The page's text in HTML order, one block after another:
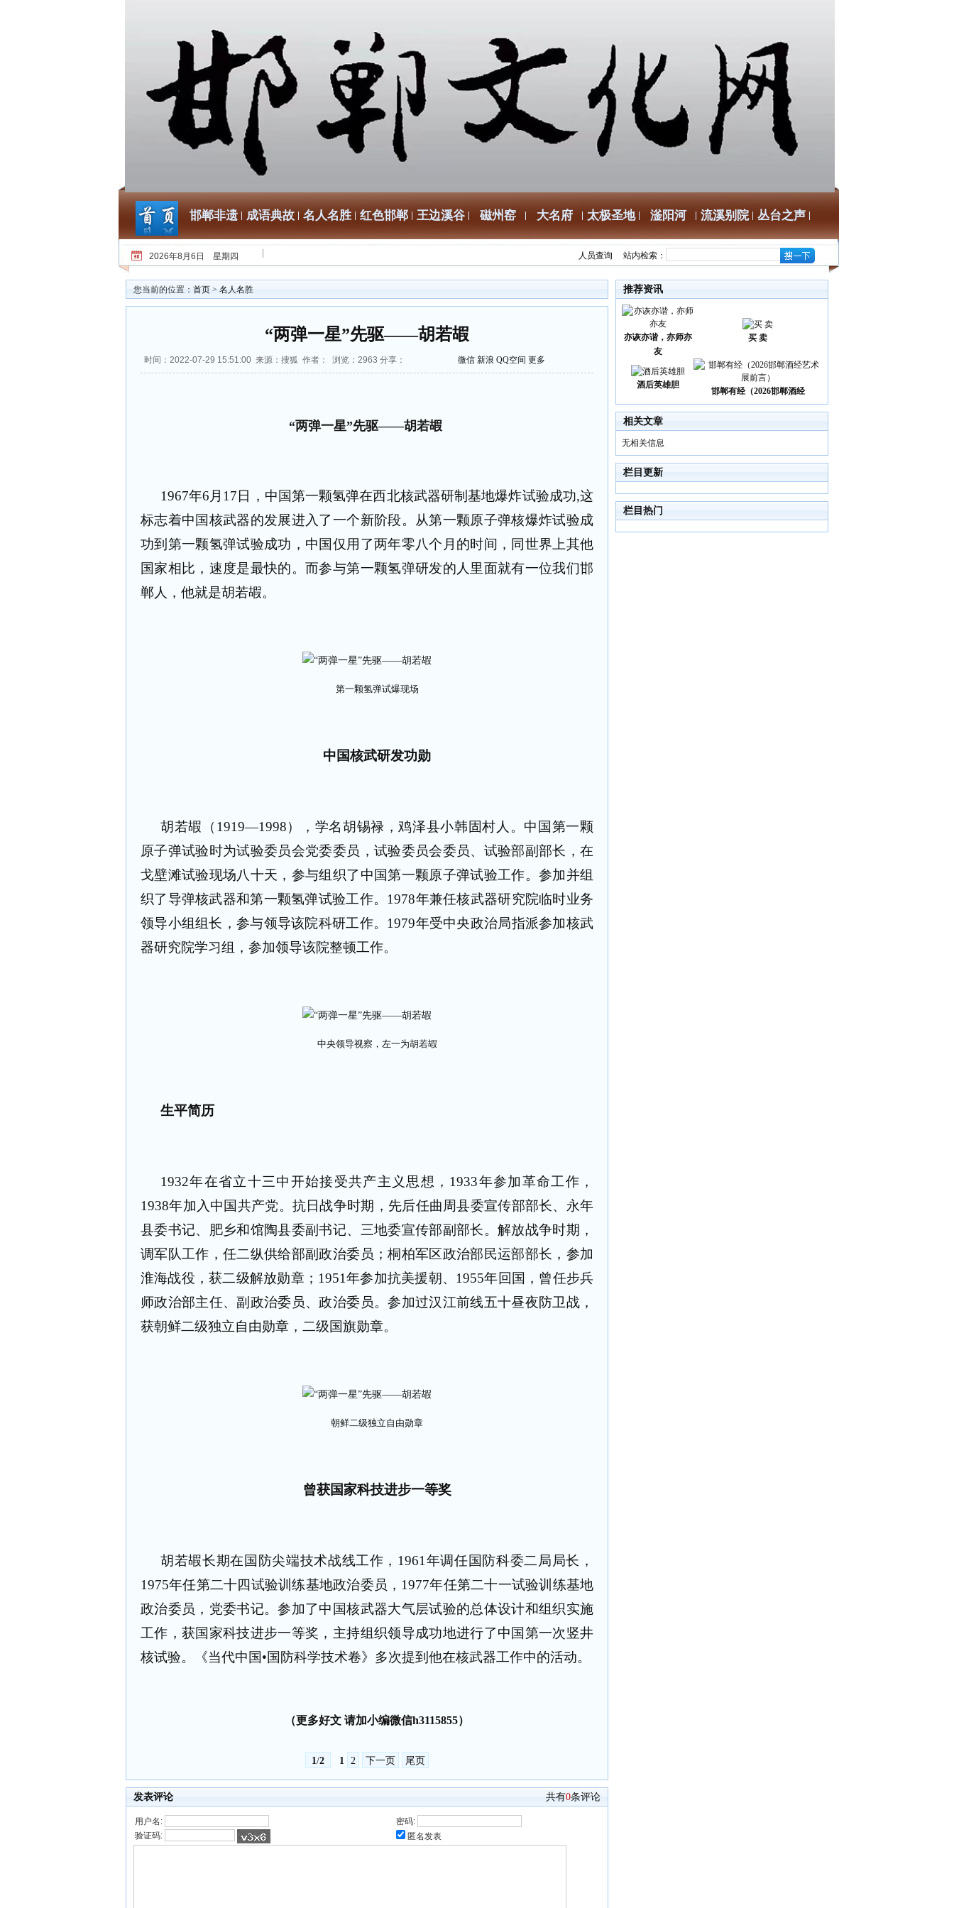
邯郸非遗 成语典故 名人名胜 红色邯郸 王边溪谷 磁州窑 大名府 太极圣地 滏阳河 流溪别院 丛台之声
2026年8月6日 星期四 人员查询 站内检索：
您当前的位置： 首页 > 名人名胜
“两弹一星”先驱——胡若嘏
时间：2022-07-29 15:51:00 来源：搜狐 作者： 浏览： 2963 分享： 微信 新浪 QQ空间 更多
“两弹一星”先驱——胡若嘏
1967年6月17日，中国第一颗氢弹在西北核武器研制基地爆炸试验成功,这
标志着中国核武器的发展进入了一个新阶段。从第一颗原子弹核爆炸试验成
功到第一颗氢弹试验成功，中国仅用了两年零八个月的时间，同世界上其他
国家相比，速度是最快的。而参与第一颗氢弹研发的人里面就有一位我们邯
郸人，他就是胡若嘏。
第一颗氢弹试爆现场
中国核武研发功勋
胡若嘏（1919—1998），学名胡锡禄，鸡泽县小韩固村人。中国第一颗
原子弹试验时为试验委员会党委委员，试验委员会委员、试验部副部长，在
戈壁滩试验现场八十天，参与组织了中国第一颗原子弹试验工作。参加并组
织了导弹核武器和第一颗氢弹试验工作。1978年兼任核武器研究院临时业务
领导小组组长，参与领导该院科研工作。1979年受中央政治局指派参加核武
器研究院学习组，参加领导该院整顿工作。
中央领导视察，左一为胡若嘏
生平简历
1932年在省立十三中开始接受共产主义思想，1933年参加革命工作，
1938年加入中国共产党。抗日战争时期，先后任曲周县委宣传部部长、永年
县委书记、肥乡和馆陶县委副书记、三地委宣传部副部长。解放战争时期，
调军队工作，任二纵供给部副政治委员；桐柏军区政治部民运部部长，参加
淮海战役，获二级解放勋章；1951年参加抗美援朝、1955年回国，曾任步兵
师政治部主任、副政治委员、政治委员。参加过汉江前线五十昼夜防卫战，
获朝鲜二级独立自由勋章，二级国旗勋章。
朝鲜二级独立自由勋章
曾获国家科技进步一等奖
胡若嘏长期在国防尖端技术战线工作，1961年调任国防科委二局局长，
1975年任第二十四试验训练基地政治委员，1977年任第二十一试验训练基地
政治委员，党委书记。参加了中国核武器大气层试验的总体设计和组织实施
工作，获国家科技进步一等奖，主持组织领导成功地进行了中国第一次竖井
核试验。《当代中国•国防科学技术卷》多次提到他在核武器工作中的活动。
（更多好文 请加小编微信h3115855）
1/2 1 2 下一页 尾页
发表评论 共有0条评论
用户名:
密码:
验证码:
匿名发表
推荐资讯
亦诙亦谐，亦师亦
友
买 卖
酒后英雄胆
邯郸有经（2026邯郸酒经
相关文章
无相关信息
栏目更新
栏目热门